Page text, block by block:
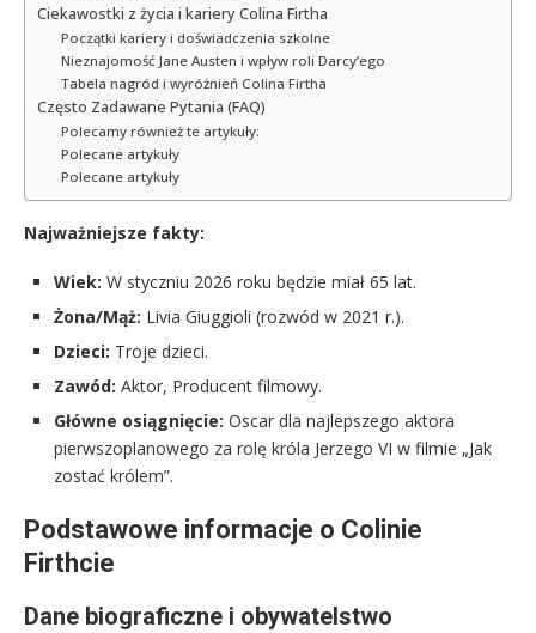
Ciekawostki z życia i kariery Colina Firtha
Początki kariery i doświadczenia szkolne
Nieznajomość Jane Austen i wpływ roli Darcy’ego
Tabela nagród i wyróżnień Colina Firtha
Często Zadawane Pytania (FAQ)
Polecamy również te artykuły:
Polecane artykuły
Polecane artykuły
Najważniejsze fakty:
Wiek: W styczniu 2026 roku będzie miał 65 lat.
Żona/Mąż: Livia Giuggioli (rozwód w 2021 r.).
Dzieci: Troje dzieci.
Zawód: Aktor, Producent filmowy.
Główne osiągnięcie: Oscar dla najlepszego aktora
pierwszoplanowego za rolę króla Jerzego VI w filmie „Jak
zostać królem”.
Podstawowe informacje o Colinie
Firthcie
Dane biograficzne i obywatelstwo